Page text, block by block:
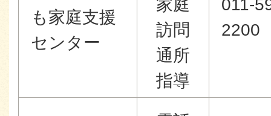
も家庭支援
センター
家庭
訪問
通所
指導
011-
2200